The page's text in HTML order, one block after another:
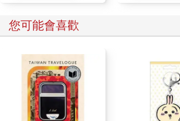
您可能會喜歡